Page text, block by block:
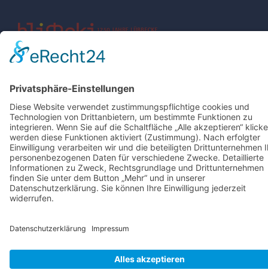
Impressum
Datenschutz
Intern